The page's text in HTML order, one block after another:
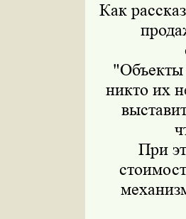
Как
"Объекты
никто их
При